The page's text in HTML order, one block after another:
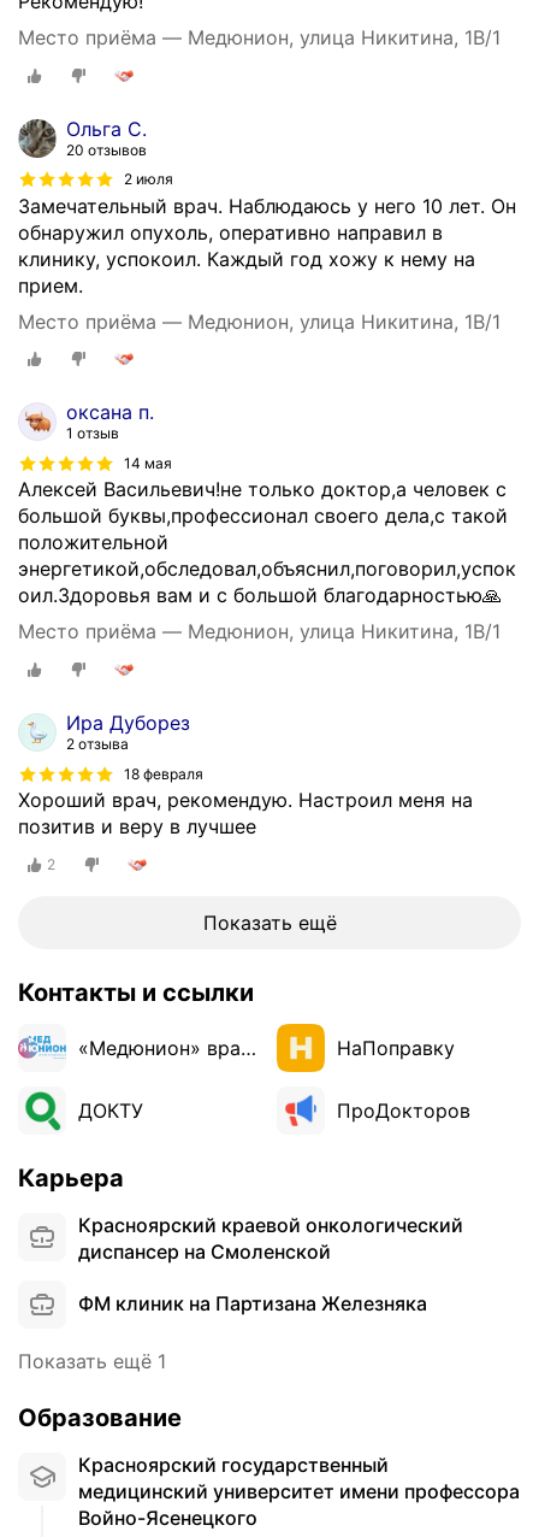
Место приёма — Медюнион, улица Никитина, 1В/1
Ольга С.
20 отзывов
2 июля
Замечательный врач. Наблюдаюсь у него 10 лет. Он
обнаружил опухоль, оперативно направил в
клинику, успокоил. Каждый год хожу к нему на
прием.
Место приёма — Медюнион, улица Никитина, 1В/1
оксана п.
1 отзыв
14 мая
Алексей Васильевич!не только доктор,а человек с
большой буквы,профессионал своего дела,с такой
положительной
энергетикой,обследовал,объяснил,поговорил,успок
оил.Здоровья вам и с большой благодарностью🙏
Место приёма — Медюнион, улица Никитина, 1В/1
Ира Дуборез
2 отзыва
18 февраля
Хороший врач, рекомендую. Настроил меня на
позитив и веру в лучшее
2
Показать ещё
Контакты и ссылки
«Медюнион» врачи НаПоправку
ДОКТУ ПроДокторов
Карьера
Красноярский краевой онкологический
диспансер на Смоленской
ФМ клиник на Партизана Железняка
Показать ещё 1
Образование
Красноярский государственный
медицинский университет имени профессора
Войно-Ясенецкого